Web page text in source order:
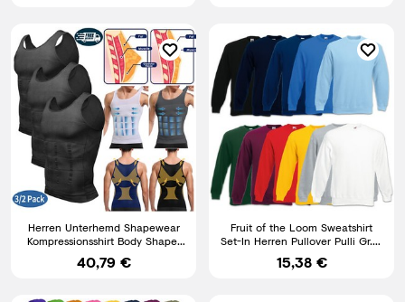
Herren Unterhemd Shapewear
Kompressionsshirt Body Shaper
Bauchweg Tank Top Weste
40,79 €
Fruit of the Loom Sweatshirt
Set-In Herren Pullover Pulli Gr. S
M L XL 2XL 3XL
15,38 €